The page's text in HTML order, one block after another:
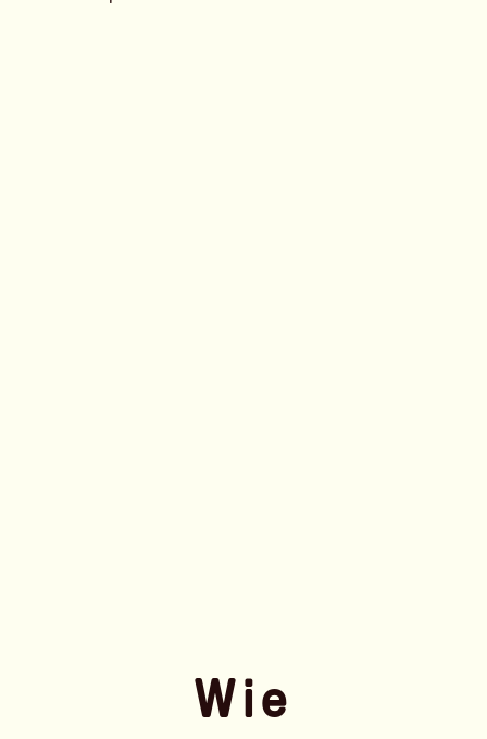
Wie